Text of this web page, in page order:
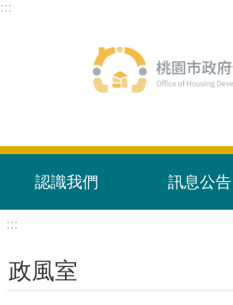
跳到主要內容區塊
:::
認識我們 訊息公告
:::
政風室